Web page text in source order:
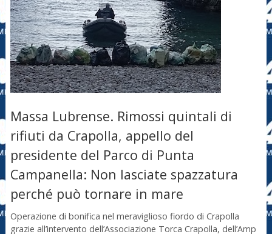
Massa Lubrense. Rimossi quintali di
rifiuti da Crapolla, appello del
presidente del Parco di Punta
Campanella: Non lasciate spazzatura
perché può tornare in mare
Operazione di bonifica nel meraviglioso fiordo di Crapolla
grazie all’intervento dell’Associazione Torca Crapolla, dell’Amp